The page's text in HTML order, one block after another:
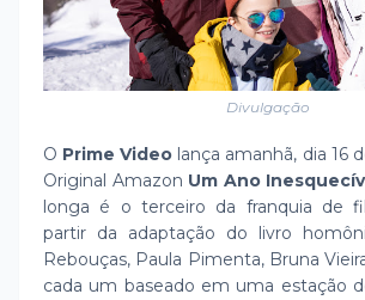
Divulgação
O Prime Video lança amanhã, dia 16
Original Amazon Um Ano
longa é o terceiro da franquia de
partir da adaptação do livro
Rebouças, Paula Pimenta, Bruna
cada um baseado em uma estação